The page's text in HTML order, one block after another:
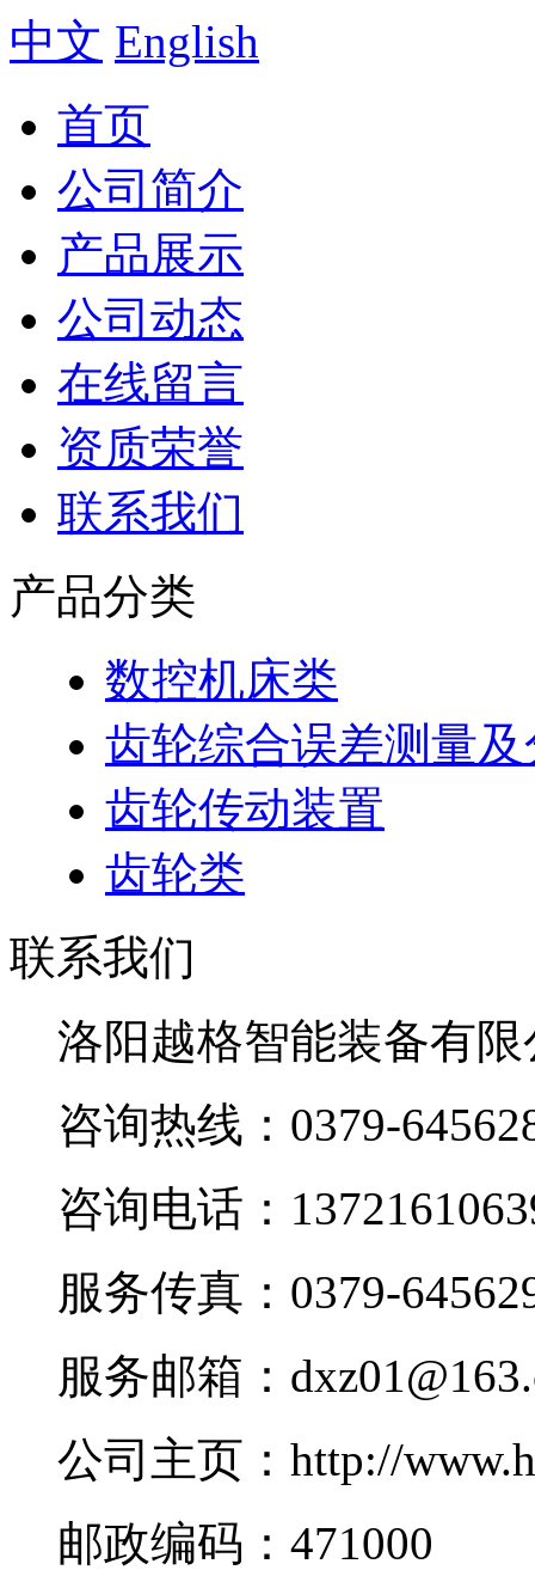
中文 English
首页
公司简介
产品展示
公司动态
在线留言
资质荣誉
联系我们
产品分类
数控机床类
齿轮综合误差测量
齿轮传动装置
齿轮类
联系我们
洛阳越格智能装备有限
咨询热线：0379-
咨询电话：
服务传真：0379-
服务邮箱：
公司主页：http://
邮政编码：471000